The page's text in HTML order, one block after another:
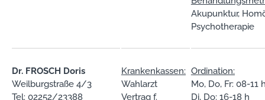
Akupunktur,
Psychotherapie
Dr. FROSCH Doris
Weilburgstraße 4/3
Tel: 02252/23388
Krankenkassen:
Wahlarzt
Vertrag f.
Ordination:
Mo, Do, Fr: 08-11
Di, Do: 16-18 h